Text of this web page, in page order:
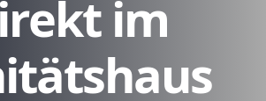
im